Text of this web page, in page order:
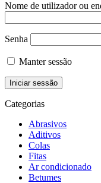
Nome de utilizador ou
Senha
Manter sessão
Categorias
Abrasivos
Aditivos
Colas
Fitas
Ar condicionado
Betumes